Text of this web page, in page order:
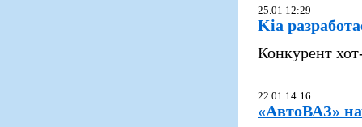
25.01 12:29
Kia
Конкурент
22.01 14:16
«АвтоВАЗ»